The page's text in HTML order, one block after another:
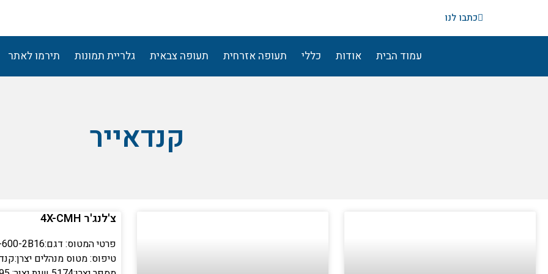
כתבו לנו
עמוד הבית אודות כללי תעופה אזרחית תעופה צבאית גלריית תמונות תירמו לאתר
קנדאייר
צ'לנג'ר 4X-CMH
טיפוס: מטוס מנהלים